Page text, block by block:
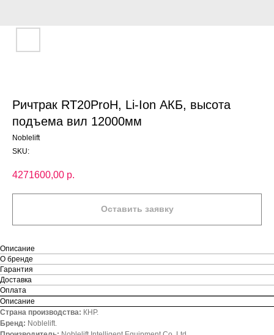
Ричтрак RT20ProH, Li-Ion АКБ, высота
подъема вил 12000мм
Noblelift
SKU:
4271600,00 р.
Оставить заявку
Описание
О бренде
Гарантия
Доставка
Оплата
Описание
Страна производства: КНР.
Бренд: Noblelift.